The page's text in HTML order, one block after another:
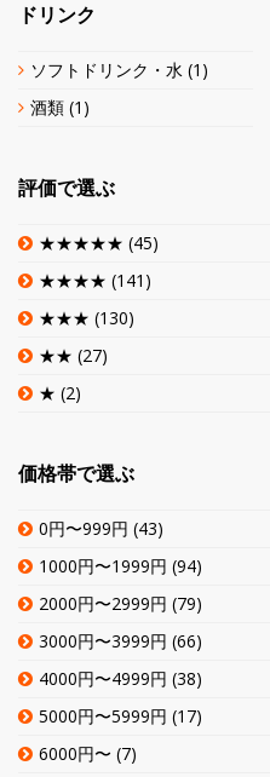
ドリンク
ソフトドリンク・水 (1)
酒類 (1)
評価で選ぶ
★★★★★ (45)
★★★★ (141)
★★★ (130)
★★ (27)
★ (2)
価格帯で選ぶ
0円〜999円 (43)
1000円〜1999円 (94)
2000円〜2999円 (79)
3000円〜3999円 (66)
4000円〜4999円 (38)
5000円〜5999円 (17)
6000円〜 (7)